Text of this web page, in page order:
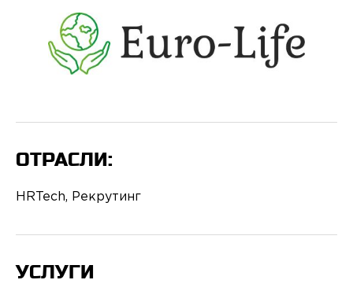
ОТРАСЛИ:
HRTech, Рекрутинг
УСЛУГИ